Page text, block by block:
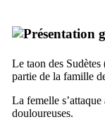
Le taon des Sudètes
partie de la famille
La femelle
douloureuses.